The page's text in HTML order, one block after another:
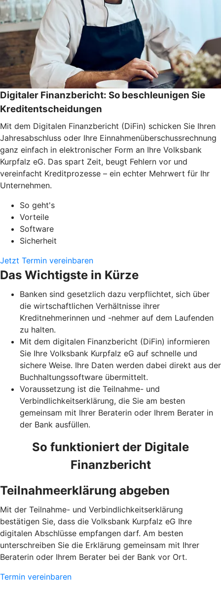
Digitaler Finanzbericht: So beschleunigen Sie
Kreditentscheidungen
Mit dem Digitalen Finanzbericht (DiFin) schicken Sie Ihren
Jahresabschluss oder Ihre Einnahmenüberschussrechnung
ganz einfach in elektronischer Form an Ihre Volksbank
Kurpfalz eG. Das spart Zeit, beugt Fehlern vor und
vereinfacht Kreditprozesse – ein echter Mehrwert für Ihr
Unternehmen.
So geht's
Vorteile
Software
Sicherheit
Jetzt Termin vereinbaren
Das Wichtigste in Kürze
Banken sind gesetzlich dazu verpflichtet, sich über
die wirtschaftlichen Verhältnisse ihrer
Kreditnehmerinnen und -nehmer auf dem Laufenden
zu halten.
Mit dem digitalen Finanzbericht (DiFin) informieren
Sie Ihre Volksbank Kurpfalz eG auf schnelle und
sichere Weise. Ihre Daten werden dabei direkt aus der
Buchhaltungssoftware übermittelt.
Voraussetzung ist die Teilnahme- und
Verbindlichkeitserklärung, die Sie am besten
gemeinsam mit Ihrer Beraterin oder Ihrem Berater in
der Bank ausfüllen.
So funktioniert der Digitale
Finanzbericht
Teilnahmeerklärung abgeben
Mit der Teilnahme- und Verbindlichkeitserklärung
bestätigen Sie, dass die Volksbank Kurpfalz eG Ihre
digitalen Abschlüsse empfangen darf. Am besten
unterschreiben Sie die Erklärung gemeinsam mit Ihrer
Beraterin oder Ihrem Berater bei der Bank vor Ort.
Termin vereinbaren